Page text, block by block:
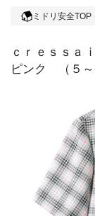
ミドリ安全TOP
ｃｒｅｓｓ
ピンク （５～